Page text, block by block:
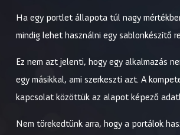
Ha egy portlet állapota túl nagy
mindig lehet használni egy sablonkészítő
Ez nem azt jelenti, hogy egy alkalmazás
egy másikkal, ami szerkeszti azt. A
kapcsolat közöttük az alapot képező
Nem törekedtünk arra, hogy a portálok